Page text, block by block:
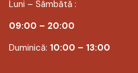
Luni – Sâmbătă :
09:00 – 20:00
Duminică: 10:00 – 13:00